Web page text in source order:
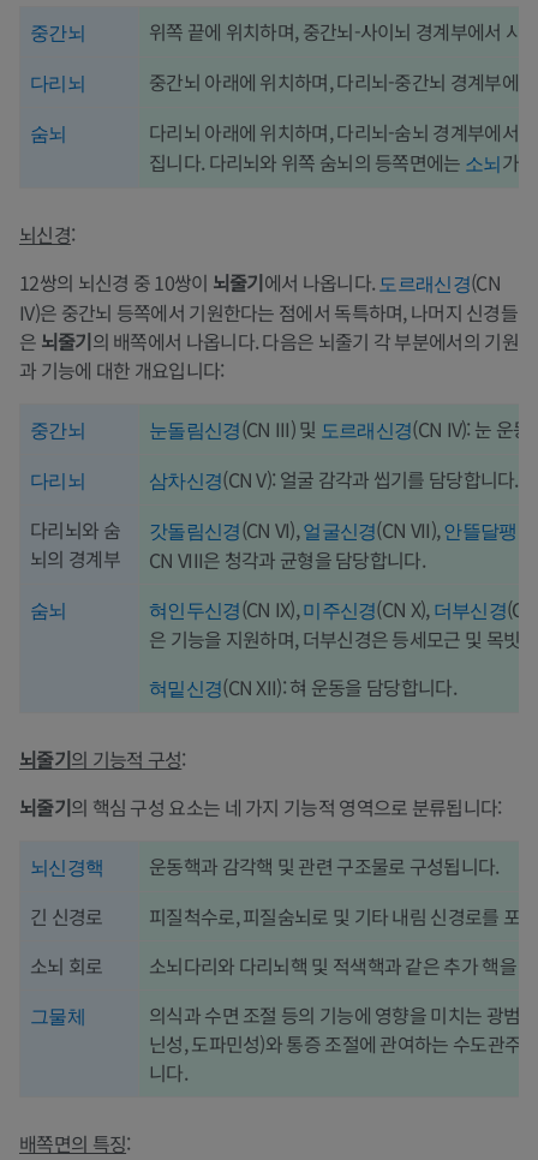
중간뇌 위쪽 끝에 위치하며, 중간뇌-사이뇌 경계부에서 시
다리뇌 중간뇌 아래에 위치하며, 다리뇌-중간뇌 경계부에
숨뇌
다리뇌 아래에 위치하며, 다리뇌-숨뇌 경계부에서
집니다. 다리뇌와 위쪽 숨뇌의 등쪽면에는 소뇌가
뇌신경:
12쌍의 뇌신경 중 10쌍이 뇌줄기에서 나옵니다.도르래신경(CN
IV)은 중간뇌 등쪽에서 기원한다는 점에서 독특하며, 나머지 신경들
은 뇌줄기의 배쪽에서 나옵니다. 다음은 뇌줄기 각 부분에서의 기원
과 기능에 대한 개요입니다:
중간뇌 눈돌림신경(CN III) 및 도르래신경(CN IV): 눈 운
다리뇌 삼차신경(CN V): 얼굴 감각과 씹기를 담당합니다.
다리뇌와 숨
뇌의 경계부
갓돌림신경(CN VI),얼굴신경(CN VII),안뜰달팽
CN VIII은 청각과 균형을 담당합니다.
숨뇌 혀인두신경(CN IX),미주신경(CN X),더부신경
은 기능을 지원하며, 더부신경은 등세모근 및 목빗
혀밑신경(CN XII): 혀 운동을 담당합니다.
뇌줄기의 기능적 구성:
뇌줄기의 핵심 구성 요소는 네 가지 기능적 영역으로 분류됩니다:
뇌신경핵
운동핵과 감각핵 및 관련 구조물로 구성됩니다.
긴 신경로
피질척수로, 피질숨뇌로 및 기타 내림 신경로를 포
소뇌 회로
소뇌다리와 다리뇌핵 및 적색핵과 같은 추가 핵을
그물체
의식과 수면 조절 등의 기능에 영향을 미치는 광범
닌성, 도파민성)와 통증 조절에 관여하는 수도관주
니다.
배쪽면의 특징: